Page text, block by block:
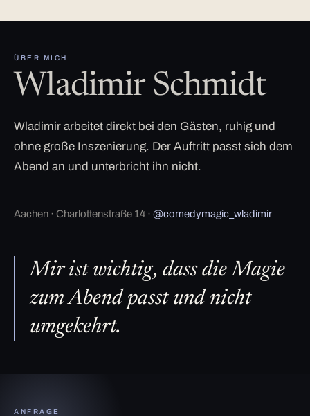
ÜBER MICH
Wladimir Schmidt
Wladimir arbeitet direkt bei den Gästen, ruhig und
ohne große Inszenierung. Der Auftritt passt sich dem
Abend an und unterbricht ihn nicht.
Aachen · Charlottenstraße 14 · @comedymagic_wladimir
Mir ist wichtig, dass die Magie
zum Abend passt und nicht
umgekehrt.
ANFRAGE